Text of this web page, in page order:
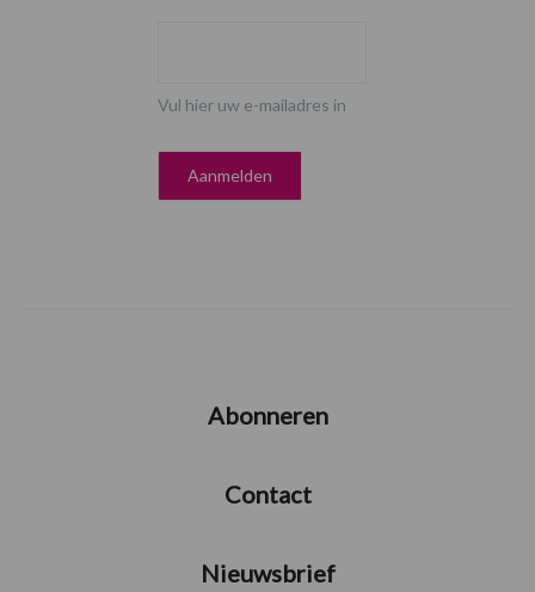
Vul hier uw e-mailadres in
Abonneren
Contact
Nieuwsbrief